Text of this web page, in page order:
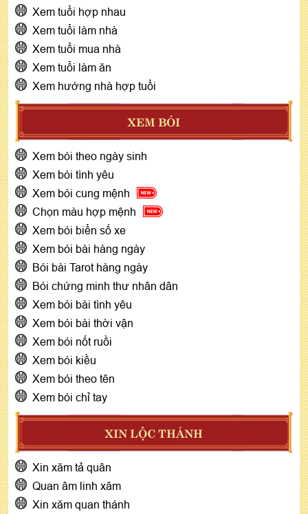
Xem tuổi hợp nhau
Xem tuổi làm nhà
Xem tuổi mua nhà
Xem tuổi làm ăn
Xem hướng nhà hợp tuổi
XEM BÓI
Xem bói theo ngày sinh
Xem bói tình yêu
Xem bói cung mệnh
Chọn màu hợp mệnh
Xem bói biển số xe
Xem bói bài hàng ngày
Bói bài Tarot hàng ngày
Bói chứng minh thư nhân dân
Xem bói bài tình yêu
Xem bói bài thời vận
Xem bói nốt ruồi
Xem bói kiều
Xem bói theo tên
Xem bói chỉ tay
XIN LỘC THÁNH
Xin xăm tả quân
Quan âm linh xâm
Xin xăm quan thánh